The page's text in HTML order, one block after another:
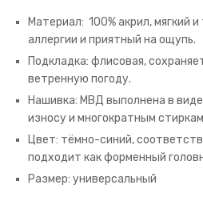
Материал: 100% акрил, мягкий
аллергии и приятный на ощупь.
Подкладка: флисовая,
ветренную погоду.
Нашивка: МВД выполнена в
износу и многократным
Цвет: тёмно-синий,
подходит как форменный
Размер: универсальный